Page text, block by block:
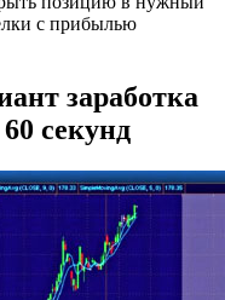
с прибылью
заработка
секунд